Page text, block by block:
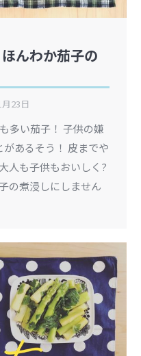
んわか茄子の
23日
多い茄子！ 子供の嫌
あるそう！ 皮までや
人も子供もおいしく?
の煮浸しにしません